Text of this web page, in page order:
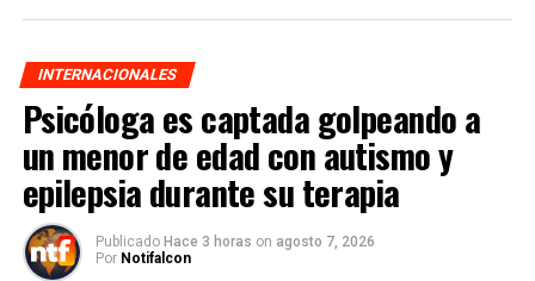
INTERNACIONALES
Psicóloga es captada golpeando a
un menor de edad con autismo y
epilepsia durante su terapia
Publicado Hace 3 horas on agosto 7, 2026
Por Notifalcon